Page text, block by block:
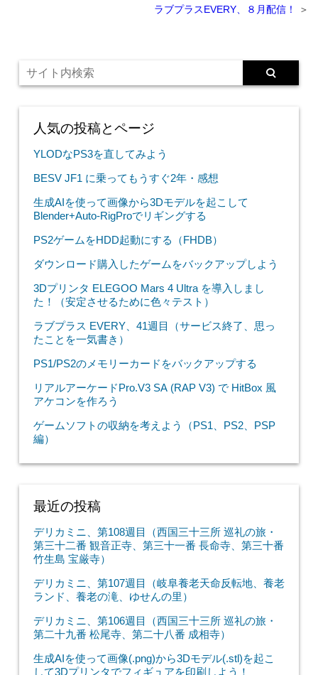
ラブプラスEVERY、８月配信！
＞
人気の投稿とページ
YLODなPS3を直してみよう
BESV JF1 に乗ってもうすぐ2年・感想
生成AIを使って画像から3Dモデルを起こして
Blender+Auto-RigProでリギングする
PS2ゲームをHDD起動にする（FHDB）
ダウンロード購入したゲームをバックアップしよう
3Dプリンタ ELEGOO Mars 4 Ultra を導入しまし
た！（安定させるために色々テスト）
ラブプラス EVERY、41週目（サービス終了、思っ
たことを一気書き）
PS1/PS2のメモリーカードをバックアップする
リアルアーケードPro.V3 SA (RAP V3) で HitBox 風
アケコンを作ろう
ゲームソフトの収納を考えよう（PS1、PS2、PSP
編）
最近の投稿
デリカミニ、第108週目（西国三十三所 巡礼の旅・
第三十二番 観音正寺、第三十一番 長命寺、第三十番
竹生島 宝厳寺）
デリカミニ、第107週目（岐阜養老天命反転地、養老
ランド、養老の滝、ゆせんの里）
デリカミニ、第106週目（西国三十三所 巡礼の旅・
第二十九番 松尾寺、第二十八番 成相寺）
生成AIを使って画像(.png)から3Dモデル(.stl)を起こ
して3Dプリンタでフィギュアを印刷しよう！